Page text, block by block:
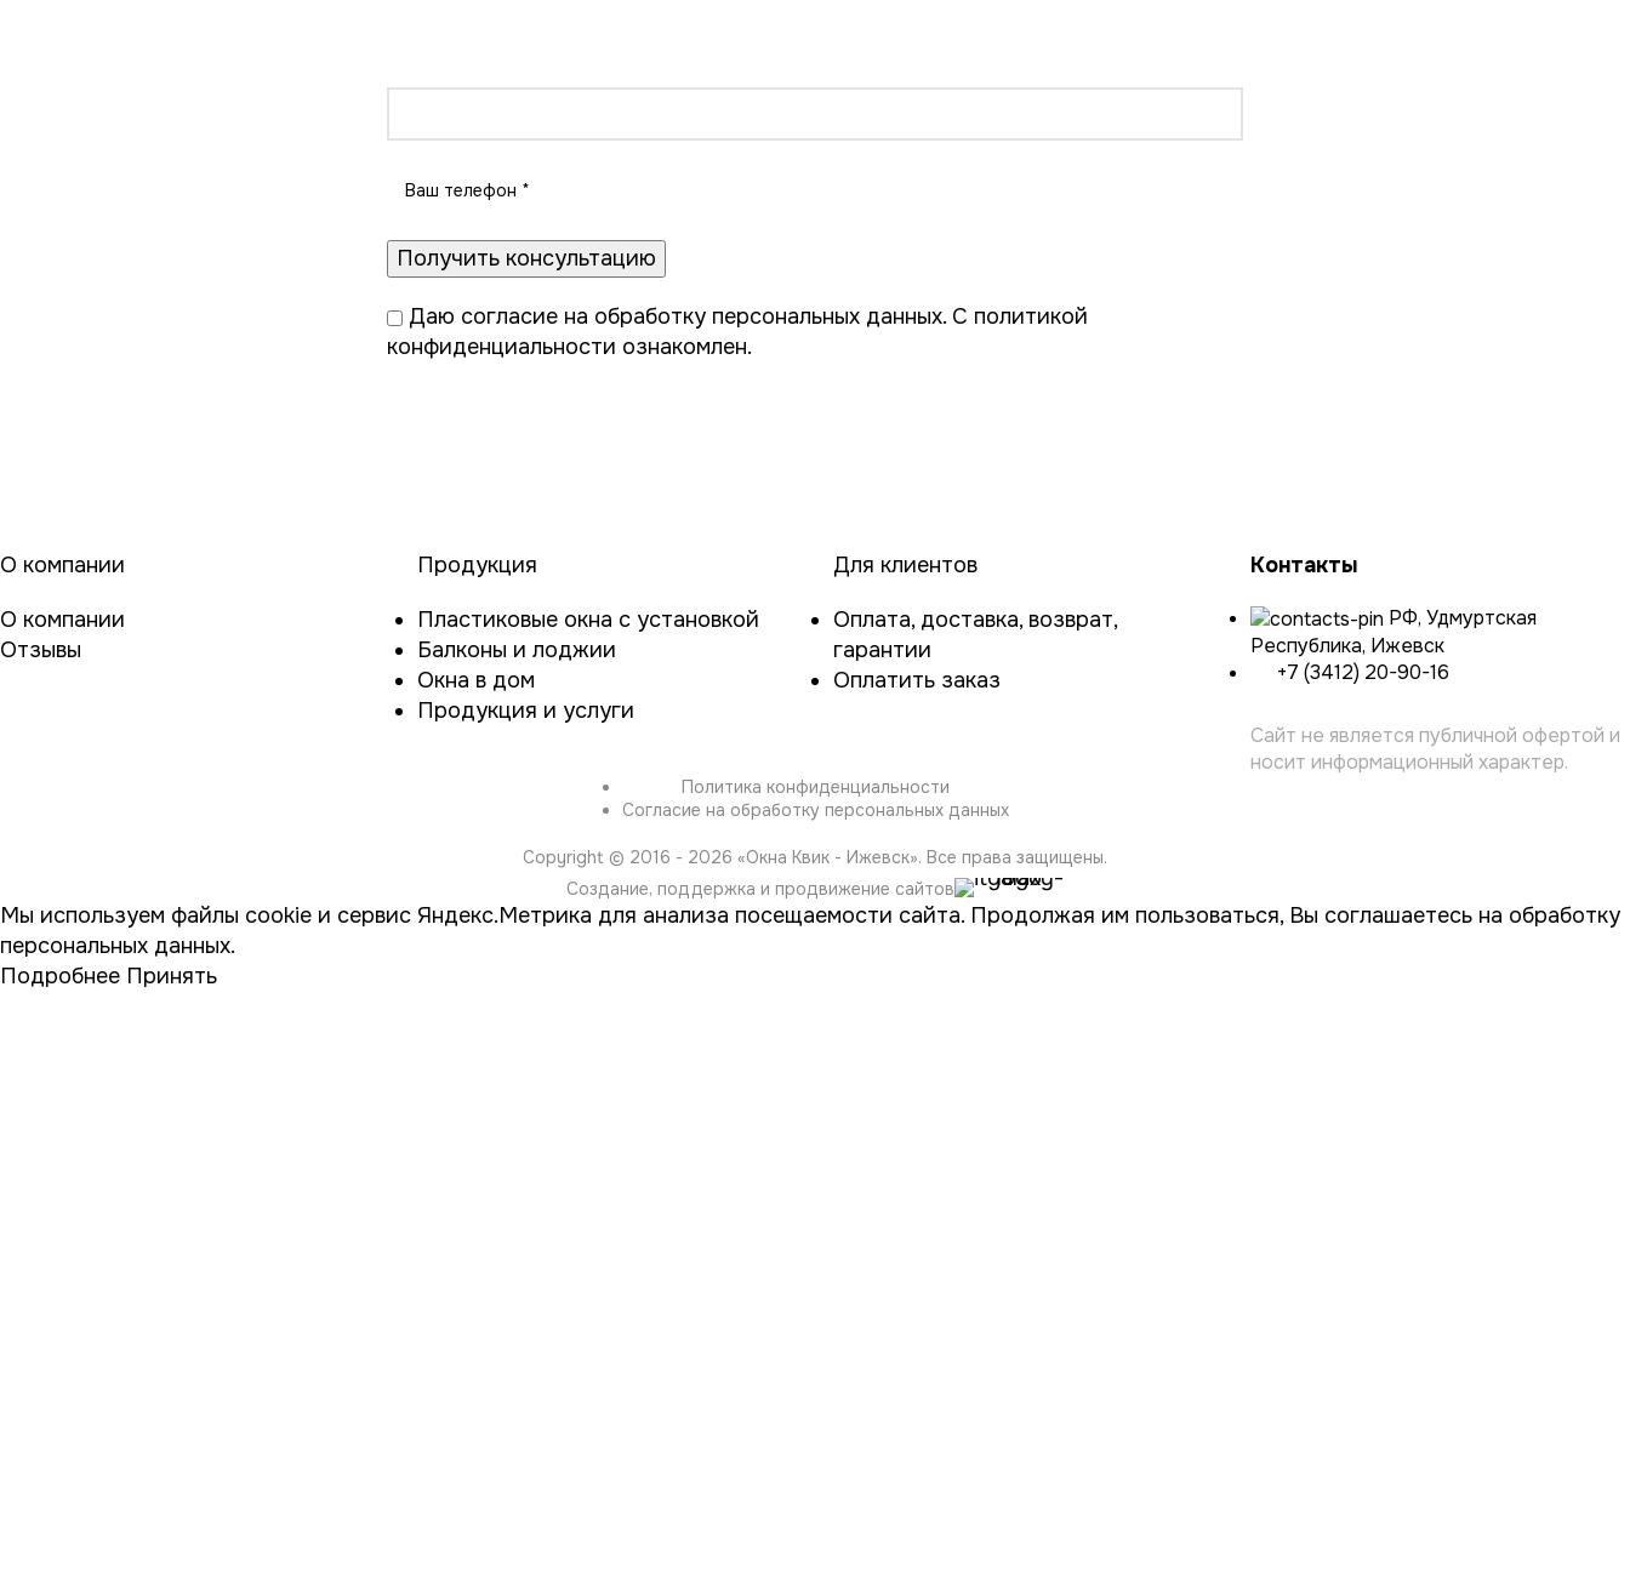
Даю согласие на обработку персональных данных. С политикой
конфиденциальности ознакомлен.
О компании
О компании
Отзывы
Продукция
Пластиковые окна с установкой
Балконы и лоджии
Окна в дом
Продукция и услуги
Для клиентов
Оплата, доставка, возврат,
гарантии
Оплатить заказ
Контакты
РФ, Удмуртская
Республика, Ижевск
+7 (3412) 20-90-16
Сайт не является публичной офертой и
носит информационный характер.
Политика конфиденциальности
Согласие на обработку персональных данных
Copyright © 2016 - 2026 «Окна Квик - Ижевск». Все права защищены.
Создание, поддержка и продвижение сайтов
Мы используем файлы cookie и сервис Яндекс.Метрика для анализа посещаемости сайта. Продолжая им пользоваться, Вы соглашаетесь на обработку
персональных данных.
Подробнее Принять